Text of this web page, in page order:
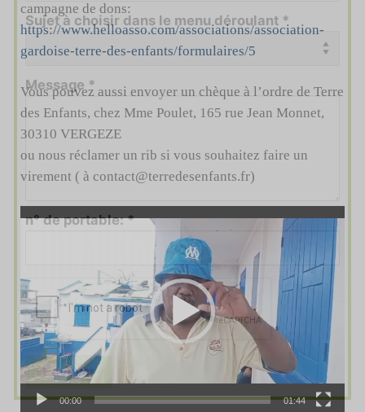
Sujet à choisir dans le menu déroulant *
Message *
n° de portable:*
Envoyer
campagne de dons:
https://www.helloasso.com/associations/association-
gardoise-terre-des-enfants/formulaires/5
Vous pouvez aussi envoyer un chèque à l’ordre de Terre
des Enfants, chez Mme Poulet, 165 rue Jean Monnet,
30310 VERGEZE
ou nous réclamer un rib si vous souhaitez faire un
virement ( à contact@terredesenfants.fr)
Lecteur
vidéo
00:00 01:44